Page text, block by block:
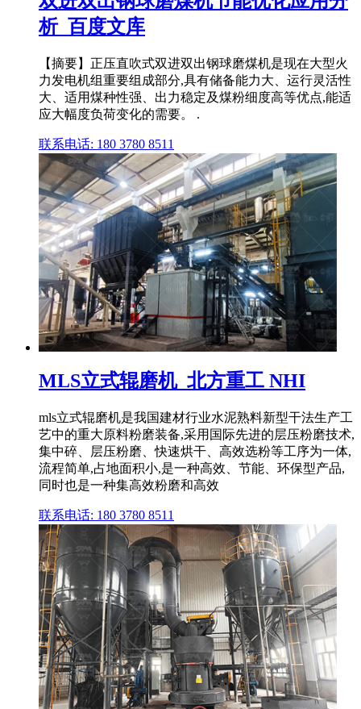
析_百度文库
【摘要】正压直吹式双进双出钢球磨煤机是现在大型火
力发电机组重要组成部分,具有储备能力大、运行灵活性
大、适用煤种性强、出力稳定及煤粉细度高等优点,能适
应大幅度负荷变化的需要。 .
联系电话: 180 3780 8511
MLS立式辊磨机_北方重工 NHI
mls立式辊磨机是我国建材行业水泥熟料新型干法生产工
艺中的重大原料粉磨装备,采用国际先进的层压粉磨技术,
集中碎、层压粉磨、快速烘干、高效选粉等工序为一体,
流程简单,占地面积小,是一种高效、节能、环保型产品,
同时也是一种集高效粉磨和高效
联系电话: 180 3780 8511